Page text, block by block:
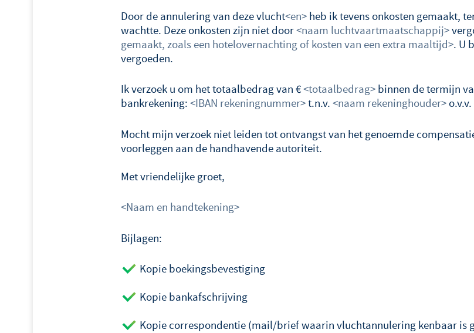
Door de annulering van deze vlucht<en> heb ik tevens onkosten gemaakt,
wachtte. Deze onkosten zijn niet door<naam luchtvaartmaatschappij>
gemaakt, zoals een hotelovernachting of kosten van een extra maaltijd>. U
vergoeden.
Ik verzoek u om het totaalbedrag van €<totaalbedrag> binnen de termijn
bankrekening: <IBAN rekeningnummer>t.n.v. <naam rekeninghouder>
Mocht mijn verzoek niet leiden tot ontvangst van het genoemde
voorleggen aan de handhavende autoriteit.
Met vriendelijke groet,
<Naam en handtekening>
Bijlagen:
Kopie boekingsbevestiging
Kopie bankafschrijving
Kopie correspondentie (mail/brief waarin vluchtannulering kenbaar is